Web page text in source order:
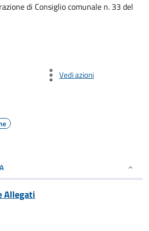
di Consiglio comunale n. 33 del
Vedi azioni
Allegati